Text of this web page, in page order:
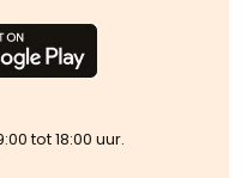
tot 18:00 uur.